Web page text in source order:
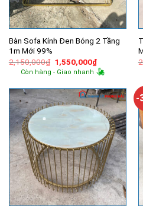
Bàn Sofa Kính Đen Bóng 2 Tầng
1m Mới 99%
2,150,000₫ Giá
gốc
là:
1,550,000₫Giá
hiện
tại
1,550,000₫.
Còn hàng - Giao nhanh
-